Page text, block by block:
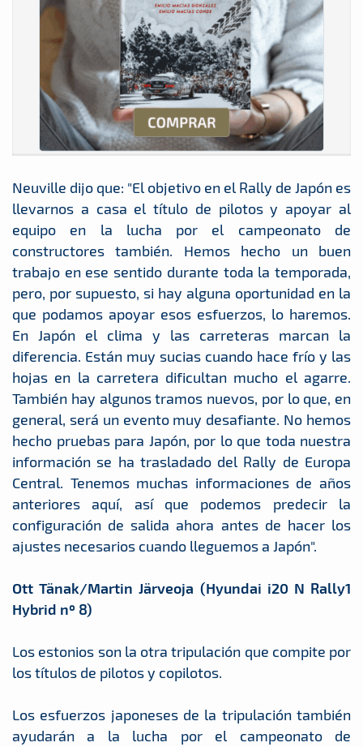
Neuville dijo que: "El objetivo en el Rally de Japón es
llevarnos a casa el título de pilotos y apoyar al
equipo en la lucha por el campeonato de
constructores también. Hemos hecho un buen
trabajo en ese sentido durante toda la temporada,
pero, por supuesto, si hay alguna oportunidad en la
que podamos apoyar esos esfuerzos, lo haremos.
En Japón el clima y las carreteras marcan la
diferencia. Están muy sucias cuando hace frío y las
hojas en la carretera dificultan mucho el agarre.
También hay algunos tramos nuevos, por lo que, en
general, será un evento muy desafiante. No hemos
hecho pruebas para Japón, por lo que toda nuestra
información se ha trasladado del Rally de Europa
Central. Tenemos muchas informaciones de años
anteriores aquí, así que podemos predecir la
configuración de salida ahora antes de hacer los
ajustes necesarios cuando lleguemos a Japón".
Ott Tänak/Martin Järveoja (Hyundai i20 N Rally1
Hybrid nº 8)
Los estonios son la otra tripulación que compite por
los títulos de pilotos y copilotos.
Los esfuerzos japoneses de la tripulación también
ayudarán a la lucha por el campeonato de